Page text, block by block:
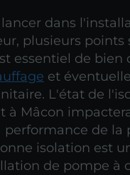
dans
plusieurs points
essentiel de bien
et
L'état de
à Mâcon
de la
isolation est
de pompe à